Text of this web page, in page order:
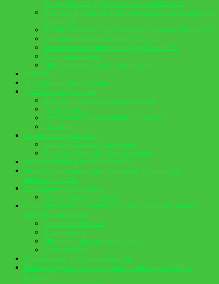
оснащенность образовательного процесса
Стипендии и иные виды материальной поддержки
учащихся
Вакантные места для приема (перевода) учащихся
Платные образовательные услуги
Финансово-хозяйственная деятельность
Доступная среда
Международное сотрудничество
Новости
Дистанционное обучение
Детские объединения
Академия развития дошкольника
Театр музыки
Отряд юных барабанщиц «АВРОРА»
«Ералаш»
Страницы педагогов
Звягина Наталья Сергеевна
Пьяных Алексей Александрович
Распоряжения и постановления
Региональная пилотная площадка технической
направленности
Национальные проекты
Успех каждого ребенка
Муниципальный опорный Центр дополнительного
образования детей
Социальный заказ
План работы
Методические рекомендации
Деятельность
Молодежное представительство
Районная детская пионерская организация «Юная
Россия»